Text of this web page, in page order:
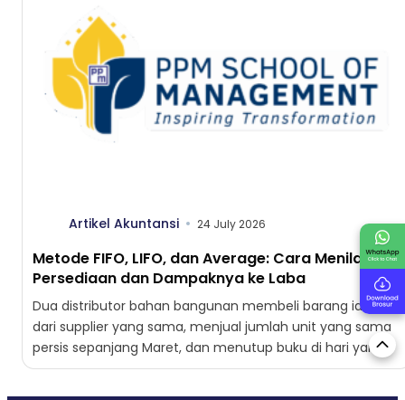
Artikel Akuntansi 24 July 2026
Metode FIFO, LIFO, dan Average: Cara Menilai
Persediaan dan Dampaknya ke Laba
Dua distributor bahan bangunan membeli barang identik
dari supplier yang sama, menjual jumlah unit yang sama
persis sepanjang Maret, dan menutup buku di hari yang...